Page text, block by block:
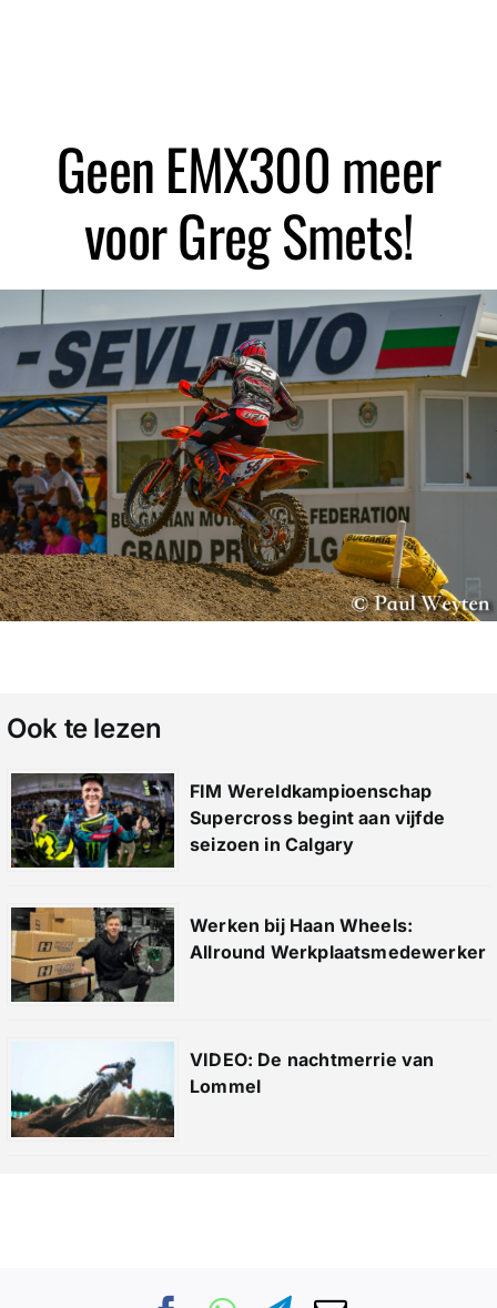
Geen EMX300 meer
voor Greg Smets!
Ook te lezen
FIM Wereldkampioenschap
Supercross begint aan vijfde
seizoen in Calgary
Werken bij Haan Wheels:
Allround Werkplaatsmedewerker
VIDEO: De nachtmerrie van
Lommel